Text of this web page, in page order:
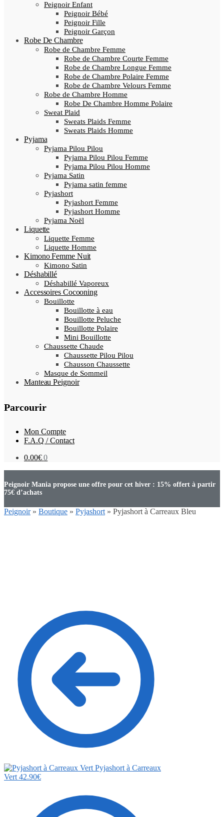
Peignoir Enfant
Peignoir Bébé
Peignoir Fille
Peignoir Garçon
Robe De Chambre
Robe de Chambre Femme
Robe de Chambre Courte Femme
Robe de Chambre Longue Femme
Robe de Chambre Polaire Femme
Robe de Chambre Velours Femme
Robe de Chambre Homme
Robe De Chambre Homme Polaire
Sweat Plaid
Sweats Plaids Femme
Sweats Plaids Homme
Pyjama
Pyjama Pilou Pilou
Pyjama Pilou Pilou Femme
Pyjama Pilou Pilou Homme
Pyjama Satin
Pyjama satin femme
Pyjashort
Pyjashort Femme
Pyjashort Homme
Pyjama Noël
Liquette
Liquette Femme
Liquette Homme
Kimono Femme Nuit
Kimono Satin
Déshabillé
Déshabillé Vaporeux
Accessoires Cocooning
Bouillotte
Bouillotte à eau
Bouillotte Peluche
Bouillotte Polaire
Mini Bouillotte
Chaussette Chaude
Chaussette Pilou Pilou
Chausson Chaussette
Masque de Sommeil
Manteau Peignoir
Parcourir
Mon Compte
F.A.Q / Contact
0.00€ 0
Peignoir Mania propose une offre pour cet hiver : 15% offert à partir
75€ d’achats
Peignoir » Boutique » Pyjashort » Pyjashort à Carreaux Bleu
Pyjashort à Carreaux
Vert 42.90€